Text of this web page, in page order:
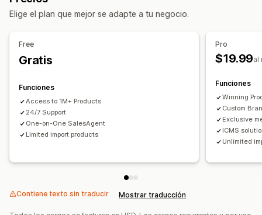
Elige el plan que mejor se adapte a tu negocio.
Free
Gratis
Funciones
Access to 1M+ Products
24/7 Support
One-on-One SalesAgent
Limited import products
Pro
$19.99al
Funciones
Winning
Custom
Exclusive
ICMS
Unlimited
Contiene texto sin traducir Mostrar traducción